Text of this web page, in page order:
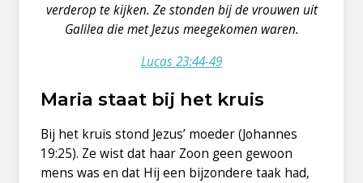
verderop te kijken. Ze stonden bij de vrouwen uit
Galilea die met Jezus meegekomen waren.
Lucas 23:44-49
Maria staat bij het kruis
Bij het kruis stond Jezus’ moeder (Johannes
19:25). Ze wist dat haar Zoon geen gewoon
mens was en dat Hij een bijzondere taak had,